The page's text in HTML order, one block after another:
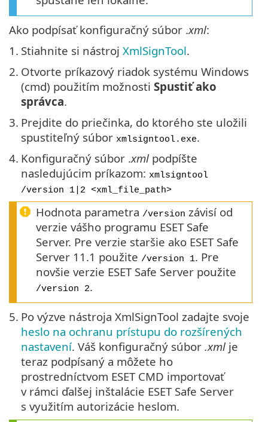
Ako podpísať konfiguračný súbor .xml:
1. Stiahnite si nástroj XmlSignTool.
2. Otvorte príkazový riadok systému Windows
(cmd) použitím možnosti Spustiť ako
správca.
3. Prejdite do priečinka, do ktorého ste uložili
spustiteľný súbor xmlsigntool.exe.
4. Konfiguračný súbor .xml podpíšte
nasledujúcim príkazom: xmlsigntool
/version 1|2 <xml_file_path>
Hodnota parametra /version závisí od
verzie vášho programu ESET Safe
Server. Pre verzie staršie ako ESET Safe
Server 11.1 použite /version 1. Pre
novšie verzie ESET Safe Server použite
/version 2.
5. Po výzve nástroja XmlSignTool zadajte svoje
heslo na ochranu prístupu do rozšírených
nastavení. Váš konfiguračný súbor .xml je
teraz podpísaný a môžete ho
prostredníctvom ESET CMD importovať
v rámci ďalšej inštalácie ESET Safe Server
s využitím autorizácie heslom.